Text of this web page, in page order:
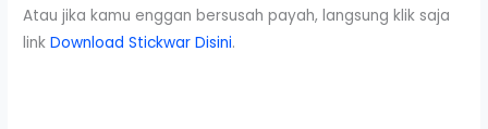
Atau jika kamu enggan bersusah payah, langsung klik saja
linkDownload Stickwar Disini.